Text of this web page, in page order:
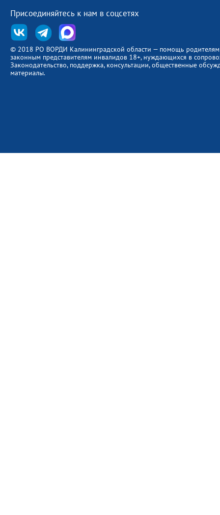
© 2018 РО ВОРДИ Калининградской области — помощь
законным представителям инвалидов 18+, нуждающихся в
Законодательство, поддержка, консультации, общественные
материалы.
Присоединяйтесь к нам в соцсетях